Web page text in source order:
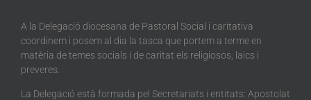
A la Delegació diocesana de Pastoral Social i caritativa
coordinem i posem al dia la tasca que portem a terme en
matèria de temes socials i de caritat els religiosos, laics i
preveres.
La Delegació està formada pel Secretariats i entitats: Apostolat